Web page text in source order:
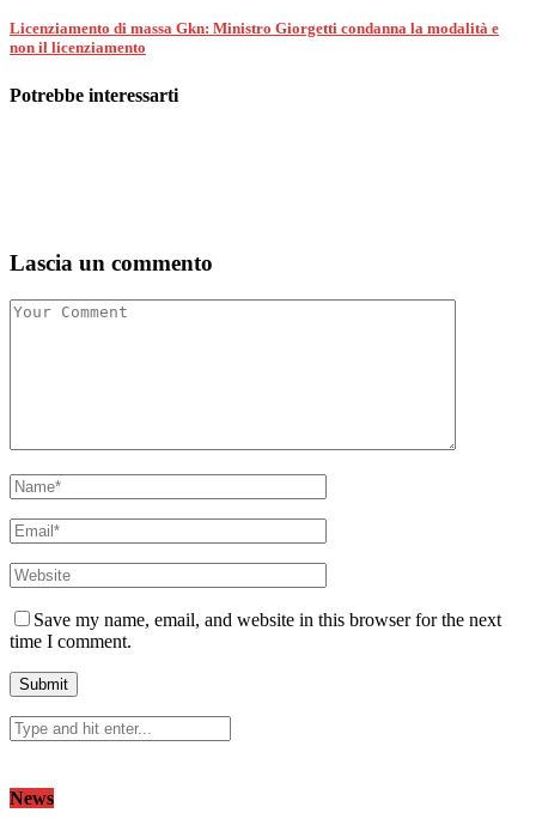
Licenziamento di massa Gkn: Ministro Giorgetti condanna la modalità e
non il licenziamento
Potrebbe interessarti
Lascia un commento
Save my name, email, and website in this browser for the next
time I comment.
News